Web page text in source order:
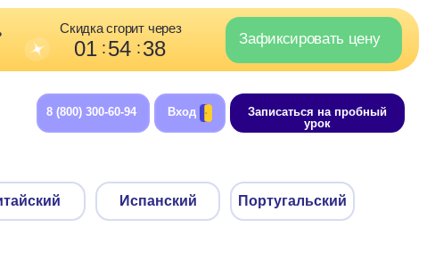
Зафиксировать цену
:
54 38
сгорит через
60-94 Записаться на пробный
урок
Испанский Португальский